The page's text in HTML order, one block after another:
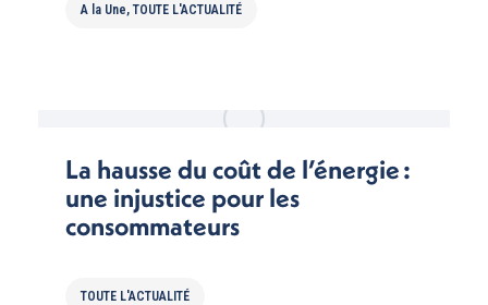
A la Une,TOUTE L'ACTUALITÉ
La hausse du coût de l’énergie :
une injustice pour les
consommateurs
TOUTE L'ACTUALITÉ